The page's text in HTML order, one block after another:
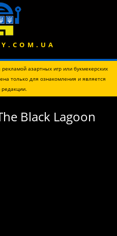
азартных игр или букмекерских
только для ознакомления и является
Black Lagoon